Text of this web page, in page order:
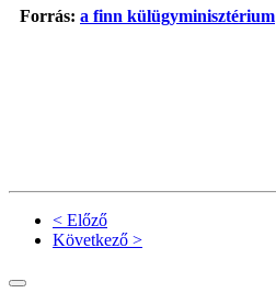
Forrás: a finn külügyminisztérium
< Előző
Következő >